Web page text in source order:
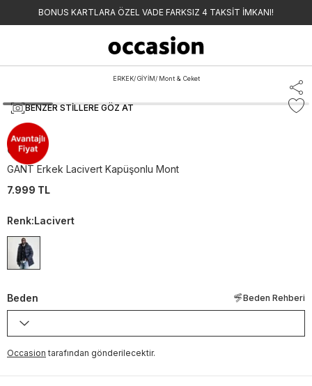
BONUS KARTLARA ÖZEL VADE FARKSIZ 4 TAKSİT İMKANI!
ERKEK/ GİYİM/ Mont & Ceket
BENZER STILLERE GÖZ AT
Gant
GANT Erkek Lacivert Kapüşonlu Mont
7.999 TL
Renk:Lacivert
Beden Beden Rehberi
Occasion tarafından gönderilecektir.